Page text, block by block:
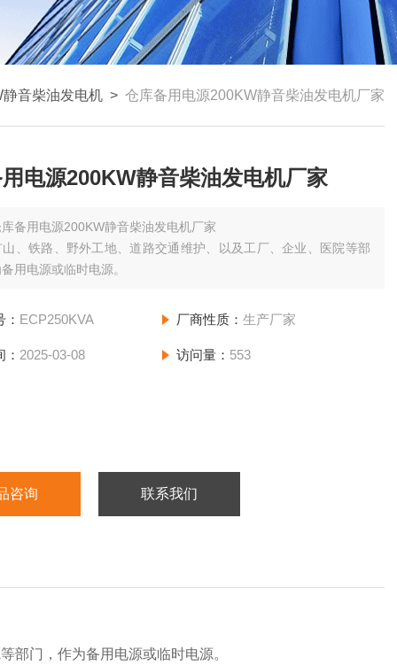
音柴油发电机 > 仓库备用电源200KW静音柴油发电机厂家
电源200KW静音柴油发电机厂家
备用电源200KW静音柴油发电机厂家
、铁路、野外工地、道路交通维护、以及工厂、企业、医院等部
用电源或临时电源。
ECP250KVA 厂商性质： 生产厂家
2025-03-08 访问量： 553
咨询 联系我们
部门，作为备用电源或临时电源。